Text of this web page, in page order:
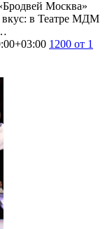
Москва»
вкус: в Театре МДМ
1200 от 1